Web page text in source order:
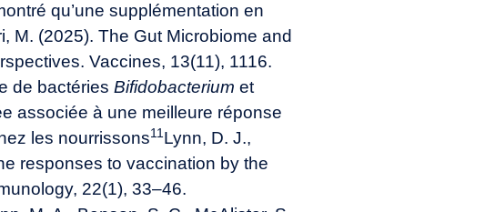
qu’une supplémentation en
M. (2025). The Gut Microbiome and
Vaccines, 13(11), 1116.
de bactériesBifidobacterium et
associée à une meilleure réponse
les nourrissons11 Lynn, D. J.,
responses to vaccination by the
22(1), 33–46.